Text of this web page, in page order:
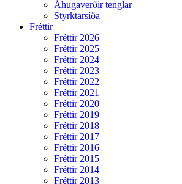
Áhugaverðir tenglar
Styrktarsíða
Fréttir
Fréttir 2026
Fréttir 2025
Fréttir 2024
Fréttir 2023
Fréttir 2022
Fréttir 2021
Fréttir 2020
Fréttir 2019
Fréttir 2018
Fréttir 2017
Fréttir 2016
Fréttir 2015
Fréttir 2014
Fréttir 2013